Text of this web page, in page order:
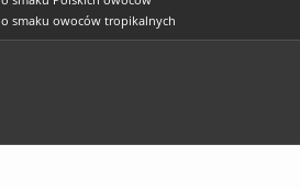
o smaku owoców tropikalnych